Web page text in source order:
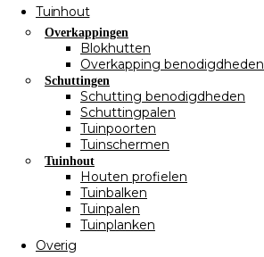
Tuinhout
Overkappingen
Blokhutten
Overkapping benodigdheden
Schuttingen
Schutting benodigdheden
Schuttingpalen
Tuinpoorten
Tuinschermen
Tuinhout
Houten profielen
Tuinbalken
Tuinpalen
Tuinplanken
Overig